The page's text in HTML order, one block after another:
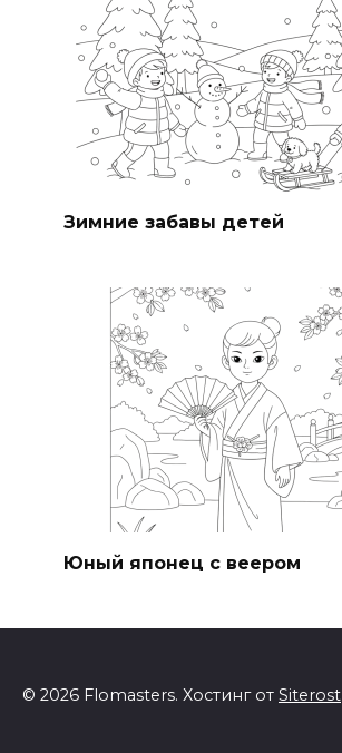
Зимние забавы детей
Юный японец с веером
© 2026 Flomasters. Хостинг от Siterost